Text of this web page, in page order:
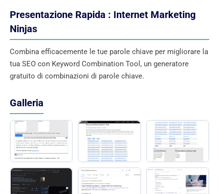
Presentazione Rapida : Internet Marketing
Ninjas
Combina efficacemente le tue parole chiave per migliorare la
tua SEO con Keyword Combination Tool, un generatore
gratuito di combinazioni di parole chiave.
Galleria